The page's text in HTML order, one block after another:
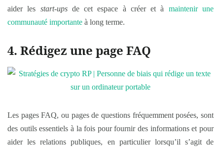
aider les start-upsde cet espace à créer et à maintenir une
communauté importante à long terme.
4. Rédigez une page FAQ
Les pages FAQ, ou pages de questions fréquemment posées, sont
des outils essentiels à la fois pour fournir des informations et pour
aider les relations publiques, en particulier lorsqu’il s’agit de